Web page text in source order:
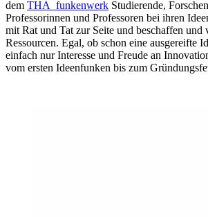
dem THA_funkenwerk Studierende,
Professorinnen und Professoren bei ihren
mit Rat und Tat zur Seite und beschaffen
Ressourcen. Egal, ob schon eine ausgereifte
einfach nur Interesse und Freude an
vom ersten Ideenfunken bis zum